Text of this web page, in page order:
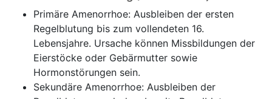
Primäre Amenorrhoe: Ausbleiben der ersten
Regelblutung bis zum vollendeten 16.
Lebensjahre. Ursache können Missbildungen der
Eierstöcke oder Gebärmutter sowie
Hormonstörungen sein.
Sekundäre Amenorrhoe: Ausbleiben der